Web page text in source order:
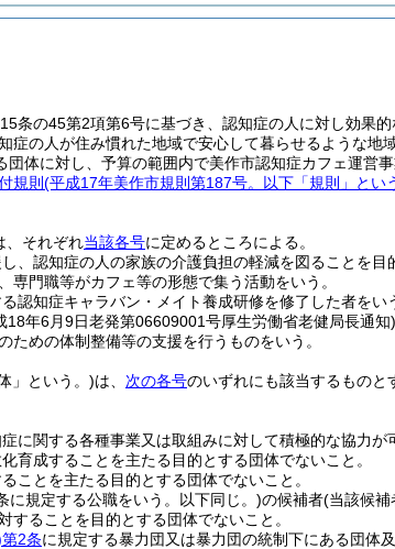
条の45第2項第6号に基づき、認知症の人に対し効果
症の人が住み慣れた地域で安心して暮らせるような地
団体に対し、予算の範囲内で美作市認知症カフェ運営
規則 (平成17年美作市規則第187号。以下「規則」とい
、それぞれ当該各号に定めるところによる。
認知症の人の家族の介護負担の軽減を図ることを目
専門職等がカフェ等の形態で集う活動をいう。
知症キャラバン・メイト養成研修を修了した者をい
18年6月9日老発第06609001号厚生労働省老健局長通知)
めの体制整備等の支援を行うものをいう。
」という。)は、 次の各号のいずれにも該当するものと
に関する各種事業又は取組みに対して積極的な協力が
育成することを主たる目的とする団体でないこと。
ことを主たる目的とする団体でないこと。
に規定する公職をいう。以下同じ。)の候補者(当該候補
ることを目的とする団体でないこと。
第2条に規定する暴力団又は暴力団の統制下にある団体